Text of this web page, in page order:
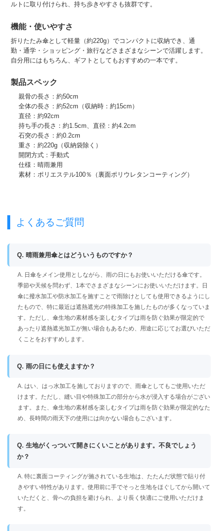
ルトに取り付けられ、持ち歩きやすさも抜群です。
機能・使いやすさ
折りたたみ傘として軽量（約220g）でコンパクトに収納でき、通
勤・通学・ショッピング・旅行などさまざまなシーンで活躍します。
自分用にはもちろん、ギフトとしてもおすすめの一本です。
製品スペック
親骨の長さ：約50cm
全体の長さ：約52cm（収納時：約15cm）
直径：約92cm
持ち手の長さ：約1.5cm、直径：約4.2cm
石突の長さ：約0.2cm
重さ：約220g（収納袋除く）
開閉方式：手動式
仕様：晴雨兼用
素材：ポリエステル100％（裏面ポリウレタンコーティング）
よくあるご質問
Q. 晴雨兼用傘とはどういうものですか？
A. 日傘をメイン使用としながら、雨の日にもお使いいただける傘です。
季節や天候を問わず、1本でさまざまなシーンにお使いいただけます。日
傘に撥水加工や防水加工を施すことで雨除けとしても使用できるようにし
たもので、特に最近は遮熱遮光の特殊加工を施したものが多くなっていま
す。ただし、傘生地の素材感を楽しむタイプは雨を防ぐ効果が限定的で
あったり遮熱遮光加工が無い場合もあるため、用途に応じてお選びいただ
くことをおすすめします。
Q. 雨の日にも使えますか？
A. はい、はっ水加工を施しておりますので、雨傘としてもご使用いただ
けます。ただし、縫い目や特殊加工の部分から水が浸入する場合がござい
ます。また、傘生地の素材感を楽しむタイプは雨を防ぐ効果が限定的なた
め、長時間の雨天下の使用には向かない場合もございます。
Q. 生地がくっついて開きにくいことがあります。不良でしょう
か？
A. 特に裏面コーティングが施されている生地は、たたんだ状態で貼り付
きやすい特性があります。使用前に手でそっと生地をほぐしてから開いて
いただくと、骨への負担を避けられ、より長く快適にご使用いただけま
す。